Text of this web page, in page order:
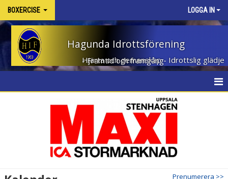
BOXERCISE LOGGA IN
Hagunda Idrottsförening
Hjärta och gemenskap - Idrottslig glädje - Framtid och framgång
Prenumerera >>